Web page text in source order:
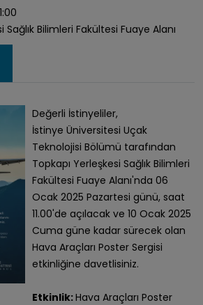
Sağlık Bilimleri Fakültesi Fuaye Alanı
Değerli İstinyeliler,
İstinye Üniversitesi Uçak
Teknolojisi Bölümü tarafından
Topkapı Yerleşkesi Sağlık Bilimleri
Fakültesi Fuaye Alanı'nda 06
Ocak 2025 Pazartesi günü, saat
11.00'de açılacak ve 10 Ocak 2025
Cuma güne kadar sürecek olan
Hava Araçları Poster Sergisi
etkinliğine davetlisiniz.
Etkinlik:Hava Araçları Poster